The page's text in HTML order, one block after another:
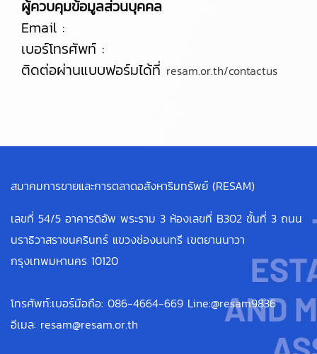
ผู้ควบคุมข้อมูลส่วนบุคคล
Email :
เบอร์โทรศัพท์ :
ติดต่อผ่านแบบฟอร์มได้ที่ resam.or.th/contactus
สมาคมการขายและการตลาดอสังหาริมทรัพย์ (RESAM)
เลขที่ 54/5 อาคารดิอัพ พระราม 3 ห้องเลขที่ B302 ชั้นที่ 3 ถนน
นราธิวาสราชนครินทร์ แขวงช่องนนทรี เขตยานนาวา
กรุงเทพมหานคร 10120
โทรศัพท์:เบอร์มือถือ: 086-4664-669 Line:@resam9836
อีเมล: resam@resam.or.th